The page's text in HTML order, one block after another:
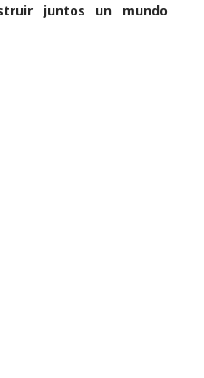
juntos un mundo